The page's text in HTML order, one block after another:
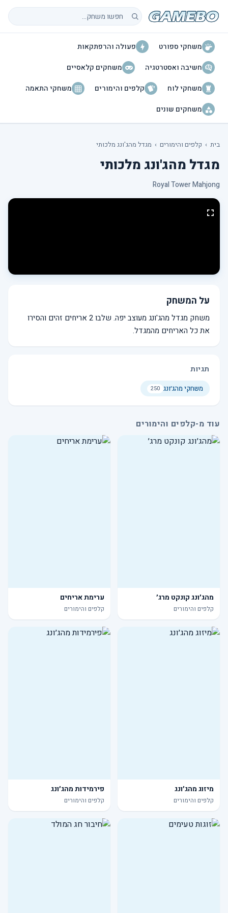
חיפוש משחקים
משחקי ספורט
פעולה והרפתקאות
חשיבה ואסטרטגיה
משחקים קלאסיים
משחקי לוח
קלפים והימורים
משחקי התאמה
משחקים שונים
בית › קלפים והימורים › מגדל מהג'ונג מלכותי
מגדל מהג'ונג מלכותי
Royal Tower Mahjong
על המשחק
משחק מגדל מהג'ונג מעוצב יפה. שלבו 2 אריחים זהים והסירו
את כל האריחים מהמגדל.
תגיות
משחקי מהג׳ונג 250
עוד מ-קלפים והימורים
מהג׳ונג קונקט מרג׳
קלפים והימורים
ערימת אריחים
קלפים והימורים
מיזוג מהג׳ונג
קלפים והימורים
פירמידות מהג׳ונג
קלפים והימורים